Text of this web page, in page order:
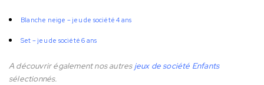
Blanche neige – jeu de société 4 ans
Set – jeu de société 6 ans
A découvrir également nos autresjeux de société Enfants
sélectionnés.